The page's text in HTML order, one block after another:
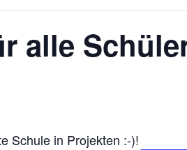
alle
Schule in Projekten :-)!